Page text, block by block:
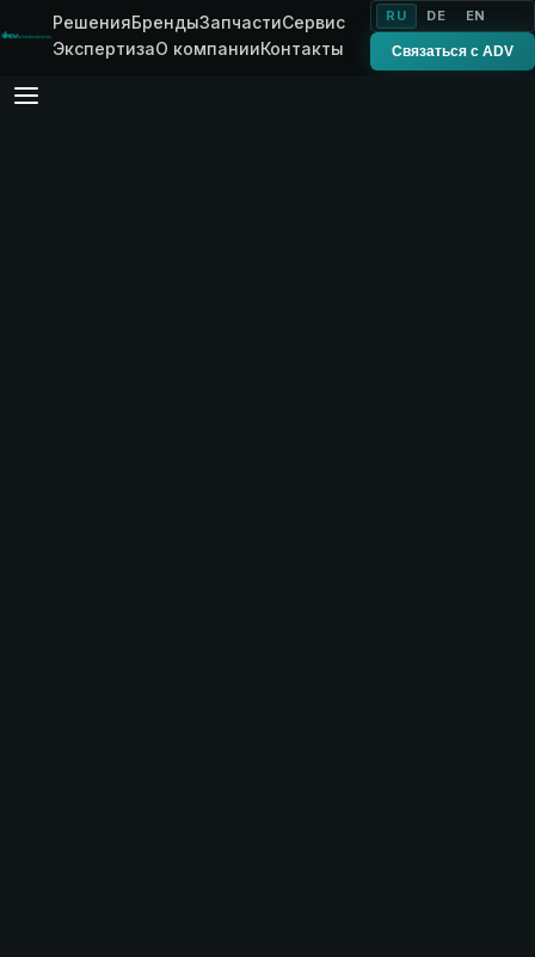
РешенияБрендыЗапчастиСервис
ЭкспертизаО компанииКонтакты
RU DE EN
Связаться с ADV